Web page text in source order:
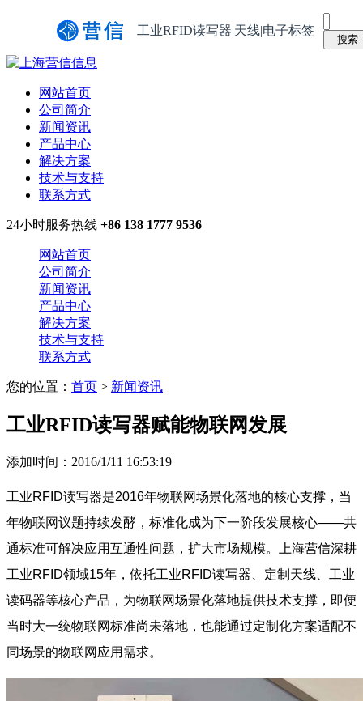
工业RFID读写器|天线|电子标签
网站首页
公司简介
新闻资讯
产品中心
解决方案
技术与支持
联系方式
24小时服务热线 +86 138 1777 9536
网站首页
公司简介
新闻资讯
产品中心
解决方案
技术与支持
联系方式
您的位置： 首页 > 新闻资讯
工业RFID读写器赋能物联网发展
添加时间：2016/1/11 16:53:19
工业RFID读写器是2016年物联网场景化落地的核心支撑，当
年物联网议题持续发酵，标准化成为下一阶段发展核心——共
通标准可解决应用互通性问题，扩大市场规模。上海营信深耕
工业RFID领域15年，依托工业RFID读写器、定制天线、工业
读码器等核心产品，为物联网场景化落地提供技术支撑，即便
当时大一统物联网标准尚未落地，也能通过定制化方案适配不
同场景的物联网应用需求。